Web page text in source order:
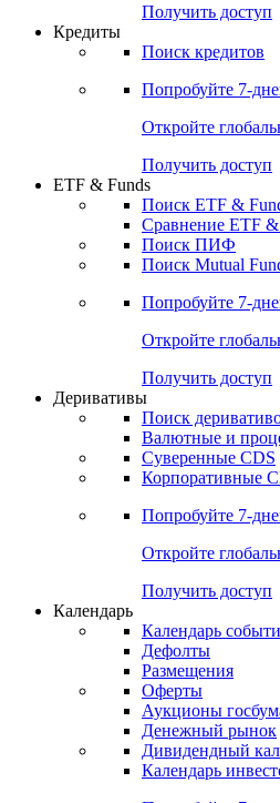
Получить доступ
Кредиты
Поиск кредитов
Попробуйте 7-
Откройте
Получить доступ
ETF & Funds
Поиск ETF &
Сравнение ETF &
Поиск ПИФ
Поиск Mutual
Попробуйте 7-
Откройте
Получить доступ
Деривативы
Поиск
Валютные и
Суверенные CDS
Корпоративные
Попробуйте 7-
Откройте
Получить доступ
Календарь
Календарь
Дефолты
Размещения
Оферты
Аукционы
Денежный рынок
Дивидендный
Календарь